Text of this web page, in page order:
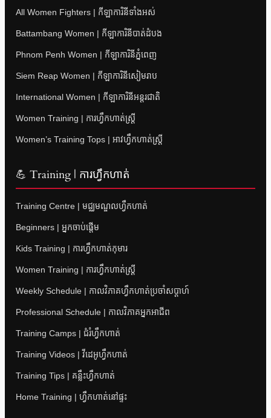
All Women Fighters | កីឡាការិនីទាំងអស់
Battambang Women | កីឡាការិនីបាត់ដំបង
Phnom Penh Women | កីឡាការិនីភ្នំពេញ
Siem Reap Women | កីឡាការិនីសៀមរាប
International Women | កីឡាការិនីអន្តរជាតិ
Women Training | ការហ្វឹកហាត់ស្ត្រី
Women’s Training Tops | អាវហ្វឹកហាត់ស្ត្រី
💪 Training | ការហ្វឹកហាត់
Training Centre | មជ្ឈមណ្ឌលហ្វឹកហាត់
Beginners | អ្នកចាប់ផ្តើម
Kids Training | ការហ្វឹកហាត់កុមារ
Women Training | ការហ្វឹកហាត់ស្ត្រី
Weekly Schedule | កាលវិភាគហ្វឹកហាត់ប្រចាំសប្តាហ៍
Professional Schedule | កាលវិភាគអ្នកអាជីព
Training Camps | ជំរំហ្វឹកហាត់
Training Videos | វីដេអូហ្វឹកហាត់
Training Tips | គន្លឹះហ្វឹកហាត់
Home Training | ហ្វឹកហាត់នៅផ្ទះ